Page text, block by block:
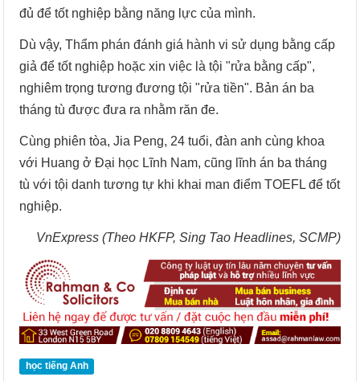
đủ để tốt nghiệp bằng năng lực của mình.
Dù vậy, Thẩm phán đánh giá hành vi sử dụng bằng cấp
giả để tốt nghiệp hoặc xin việc là tội "rửa bằng cấp",
nghiêm trọng tương đương tội "rửa tiền". Bản án ba
tháng tù được đưa ra nhằm răn đe.
Cùng phiên tòa, Jia Peng, 24 tuổi, đàn anh cùng khoa
với Huang ở Đại học Lĩnh Nam, cũng lĩnh án ba tháng
tù với tội danh tương tự khi khai man điểm TOEFL để tốt
nghiệp.
VnExpress (Theo HKFP, Sing Tao Headlines, SCMP)
học tiếng Anh